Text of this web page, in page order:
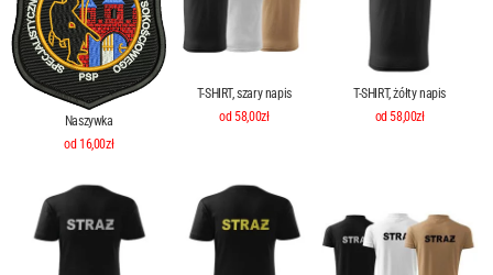
Naszywka
od 16,00zł
T-SHIRT, szary napis
od 58,00zł
T-SHIRT, żółty napis
od 58,00zł